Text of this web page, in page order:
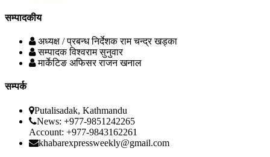
सम्पादकीय
अध्यक्ष / प्रबन्ध निर्देशक राम चन्द्र खड्का
सम्पादक विश्वराम सुनुवार
मार्केटिङ अफिसर राजन खनाल
सम्पर्क
Putalisadak, Kathmandu
News: +977-9851242265
Account: +977-9843162261
khabarexpressweekly@gmail.com